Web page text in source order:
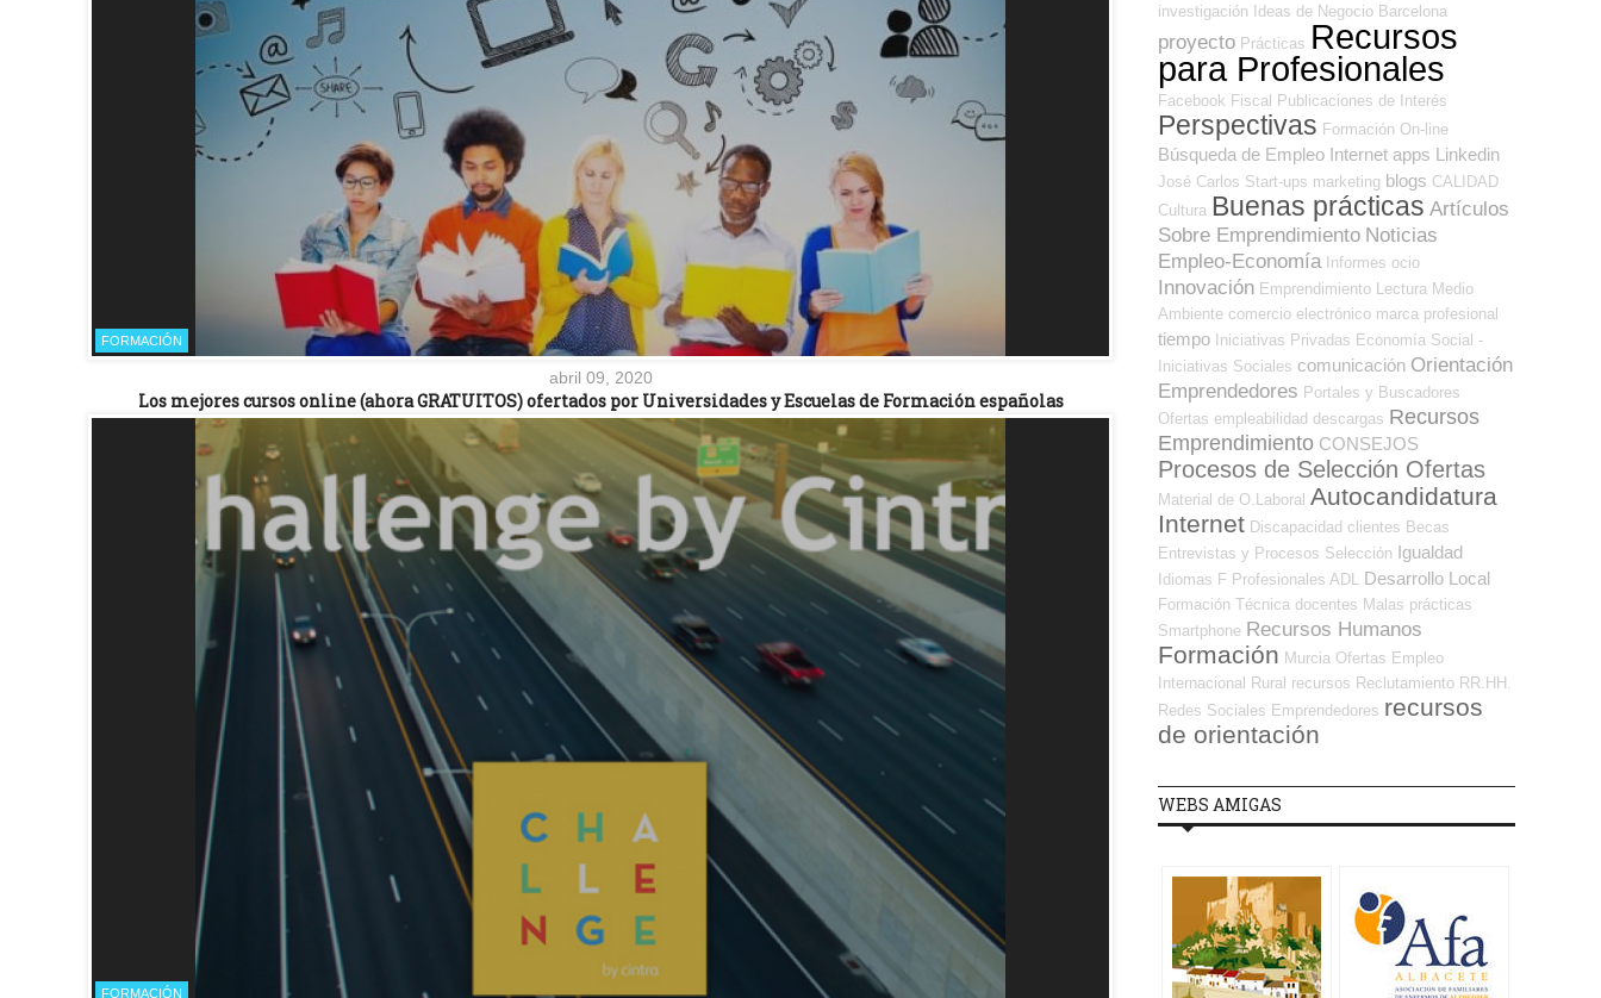
FORMACIÓN
abril 09, 2020
Los mejores cursos online (ahora GRATUITOS) ofertados por Universidades y Escuelas de Formación españolas
FORMACIÓN
investigación
Ideas de Negocio Barcelona
proyecto Prácticas Recursos
para Profesionales
Facebook Fiscal Publicaciones de Interés
Perspectivas Formación On-line
Búsqueda de Empleo Internet apps Linkedin
José Carlos Start-ups marketing blogs CALIDAD
Cultura Buenas prácticas Artículos
Sobre Emprendimiento Noticias
Empleo-Economía Informes ocio
Innovación Emprendimiento Lectura Medio
Ambiente comercio electrónico marca profesional
tiempo Iniciativas Privadas Economía Social -
Iniciativas Sociales comunicación Orientación
Emprendedores Portales y Buscadores
Ofertas empleabilidad descargas Recursos
Emprendimiento CONSEJOS
Procesos de Selección Ofertas
Material de O.Laboral Autocandidatura
Internet Discapacidad clientes Becas
Entrevistas y Procesos Selección Igualdad
Idiomas F Profesionales ADL Desarrollo Local
Formación Técnica docentes Malas prácticas
Smartphone Recursos Humanos
Formación Murcia Ofertas Empleo
Internacional
Rural recursos Reclutamiento RR.HH.
Redes Sociales Emprendedores recursos
de orientación
WEBS AMIGAS